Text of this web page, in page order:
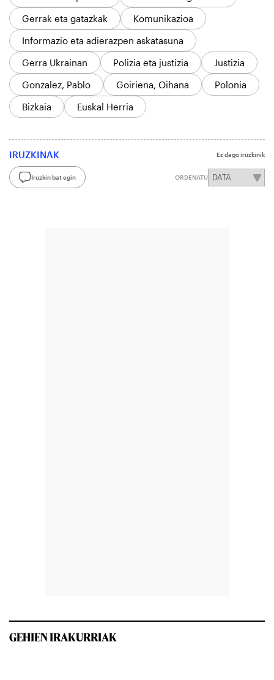
Gerrak eta gatazkak
Komunikazioa
Informazio eta adierazpen askatasuna
Gerra Ukrainan
Polizia eta justizia
Justizia
Gonzalez, Pablo
Goiriena, Oihana
Polonia
Bizkaia
Euskal Herria
IRUZKINAK Ez dago iruzkinik
Iruzkin bat egin ORDENATU
GEHIEN IRAKURRIAK